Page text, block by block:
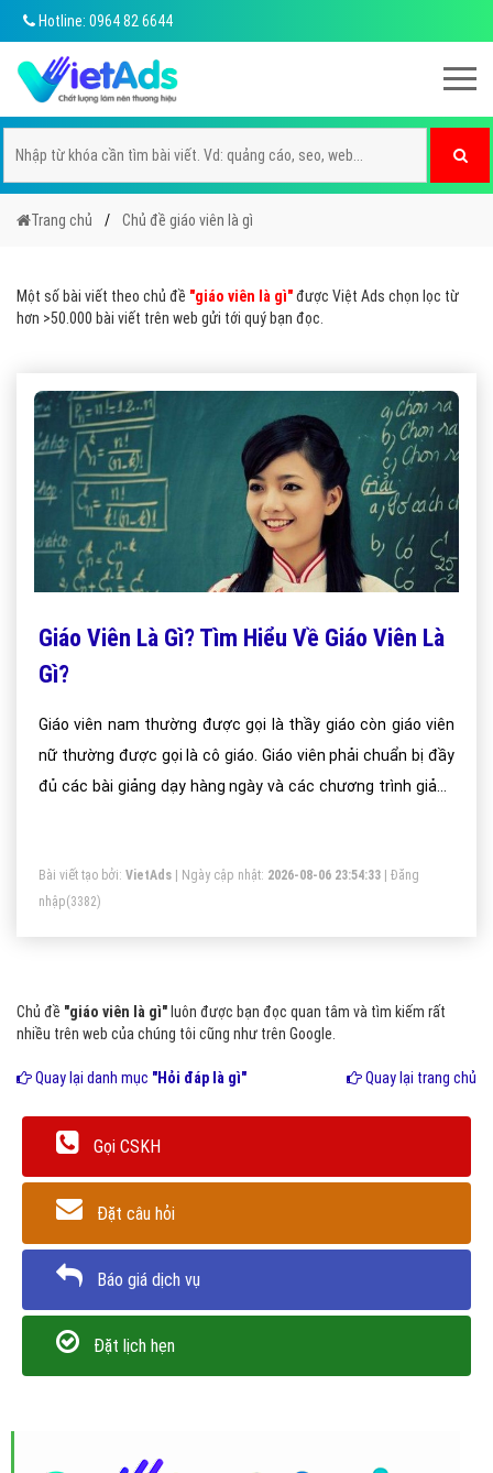
Hotline: 0964 82 6644
Trang chủ Chủ đề giáo viên là gì
Một số bài viết theo chủ đề "giáo viên là gì"được Việt Ads chọn lọc từ
hơn >50.000 bài viết trên web gửi tới quý bạn đọc.
Giáo Viên Là Gì? Tìm Hiểu Về Giáo Viên Là
Gì?
Giáo viên nam thường được gọi là thầy giáo còn giáo viên
nữ thường được gọi là cô giáo. Giáo viên phải chuẩn bị đầy
đủ các bài giảng dạy hàng ngày và các chương trình giảng
Bài viết tạo bởi: VietAds | Ngày cập nhật: 2026-08-06 23:54:33
Đăng
nhập(3382)
Chủ đề "giáo viên là gì" luôn được bạn đọc quan tâm và tìm kiếm rất
nhiều trên web của chúng tôi cũng như trên Google.
Quay lại danh mục "Hỏi đáp là gì" Quay lại trang chủ
Gọi CSKH
Đặt câu hỏi
Báo giá dịch vụ
Đặt lịch hẹn